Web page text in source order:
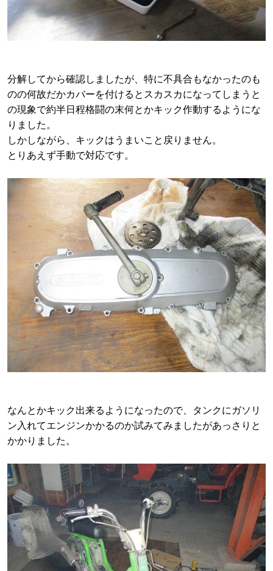
分解してから確認しましたが、特に不具合もなかったのも
のの何故だかカバーを付けるとスカスカになってしまう と
の現象で約半日程格闘の末何とかキック作動するようにな
りました。
しかしながら、キックはうまいこと戻りません。
とりあえず手動で対応です。
なんとかキック出来るようになったので、タンクにガソリ
ン入れてエンジンかかるのか試みてみましたがあっさりと
かかりました。